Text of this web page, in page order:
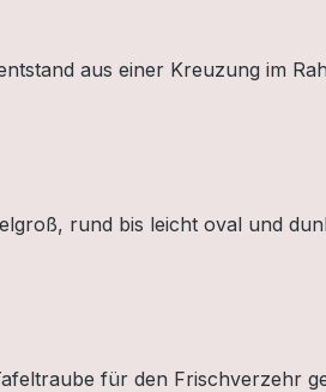
aus einer Kreuzung im
rund bis leicht oval und
für den Frischverzehr